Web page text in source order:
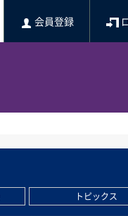
会員登録
トピックス